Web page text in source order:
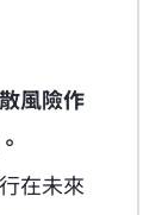
風險作
在未來